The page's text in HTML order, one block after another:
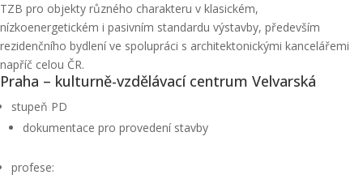
TZB pro objekty různého charakteru v klasickém,
nízkoenergetickém i pasivním standardu výstavby, především
rezidenčního bydlení ve spolupráci s architektonickými kancelářemi
napříč celou ČR.
Praha – kulturně-vzdělávací centrum Velvarská
stupeň PD
dokumentace pro provedení stavby
profese: